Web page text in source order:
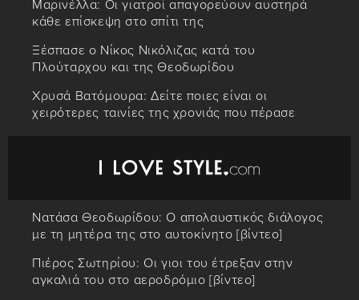
Μαρινέλλα: Οι γιατροί απαγορεύουν αυστηρά
κάθε επίσκεψη στο σπίτι της
Ξέσπασε ο Νίκος Νικόλιζας κατά του
Πλούταρχου και της Θεοδωρίδου
Χρυσά Βατόμουρα: Δείτε ποιες είναι οι
χειρότερες ταινίες της χρονιάς που πέρασε
Νατάσα Θεοδωρίδου: Ο απολαυστικός διάλογος
με τη μητέρα της στο αυτοκίνητο [βίντεο]
Πιέρος Σωτηρίου: Οι γιοι του έτρεξαν στην
αγκαλιά του στο αεροδρόμιο [βίντεο]